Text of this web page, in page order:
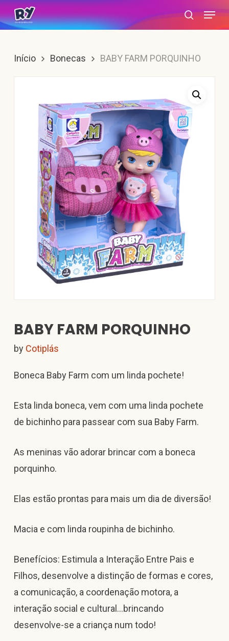
Skip
to
content
search
Menu
Início Bonecas BABY FARM PORQUINHO
BABY FARM PORQUINHO
by Cotiplás
Boneca Baby Farm com um linda pochete!
Esta linda boneca, vem com uma linda pochete
de bichinho para passear com sua Baby Farm.
As meninas vão adorar brincar com a boneca
porquinho.
Elas estão prontas para mais um dia de diversão!
Macia e com linda roupinha de bichinho.
Benefícios: Estimula a Interação Entre Pais e
Filhos, desenvolve a distinção de formas e cores,
a comunicação, a coordenação motora, a
interação social e cultural…brincando
desenvolve-se a criança num todo!